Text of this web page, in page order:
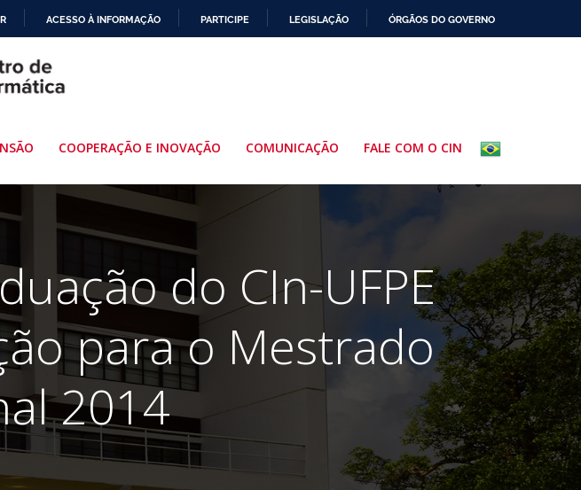
ACESSO À INFORMAÇÃO PARTICIPE LEGISLAÇÃO ÓRGÃOS DO GOVERNO
COOPERAÇÃO E INOVAÇÃO COMUNICAÇÃO FALE COM O CIN
do CIn-UFPE
para o Mestrado
2014